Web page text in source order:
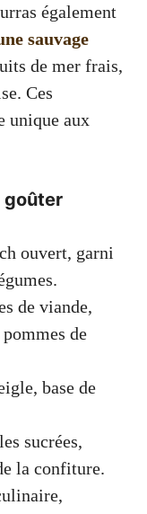
également
sauvage
de mer frais,
Ces
unique aux
goûter
ouvert, garni
de viande,
de
base de
sucrées,
la confiture.